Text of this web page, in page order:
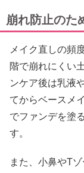
崩れ防止のた
メイク直しの頻
階で崩れにくい
ンケア後は乳液
てからベースメ
でファンデを塗
す。
また、小鼻やT